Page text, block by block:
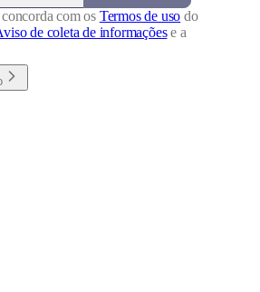
com os Termos de uso do
de coleta de informaçõese a